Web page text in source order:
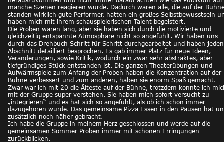
manche Szenen reagieren würde. Dadurch waren alle, die auf der
standen wirklich gute Performer, hatten ein großes Selbstbewusstsein
haben mich mit ihrem schauspielerischen Talent begeistert.
Die Proben waren lang, aber sie haben sich durch die motivierte und
gleichzeitig entspannte Atmosphäre nicht so angefühlt. Wir haben uns
durch das Drehbuch Schritt für Schritt durchgearbeitet und haben
Abschnitt detailliert besprochen. Es gab immer Platz für neue Ideen,
Veränderungen, sowie Kritik, wodurch ein zwar sehr abstraktes, aber
tiefgründiges Stück entstanden ist. Die ganzen Theaterübungen und
Aufwärmspiele zum Anfang der Proben haben die Konzentration auf der
Bühne verbessert und zum anderen, haben sie enorm Spaß gemacht.
Zwar war ich mit 20 die Älteste auf der Bühne, trotzdem konnte ich
mit der Gruppe super verstehen. Sie haben mich sofort versucht zu
„integrieren“ und es hat sich so angefühlt, als ob ich schon immer
dazugehören würde. Das gemeinsame Pizza Essen in den Pausen hat
zusätzlich noch näher gebracht.
Ich habe die Gruppe in meinem Herz geschlossen und werde auf die
gemeinsamen Sommer Proben immer mit schönen Erringungen
zurückblicken.